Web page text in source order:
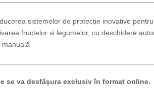
sistemelor de protecție inovative pentru
fructelor și legumelor, cu deschidere
manuală
se va desfășura exclusiv în format online.